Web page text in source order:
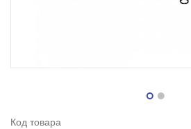
Код товара